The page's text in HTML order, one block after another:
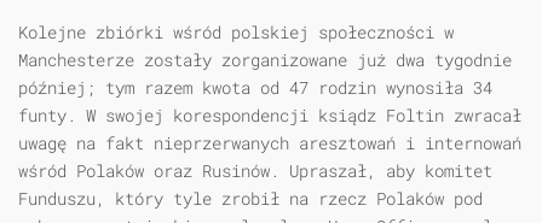
Kolejne zbiórki wśród polskiej społeczności w
Manchesterze zostały zorganizowane już dwa tygodnie
później; tym razem kwota od 47 rodzin wynosiła 34
funty. W swojej korespondencji ksiądz Foltin zwracał
uwagę na fakt nieprzerwanych aresztowań i internowań
wśród Polaków oraz Rusinów. Upraszał, aby komitet
Funduszu, który tyle zrobił na rzecz Polaków pod